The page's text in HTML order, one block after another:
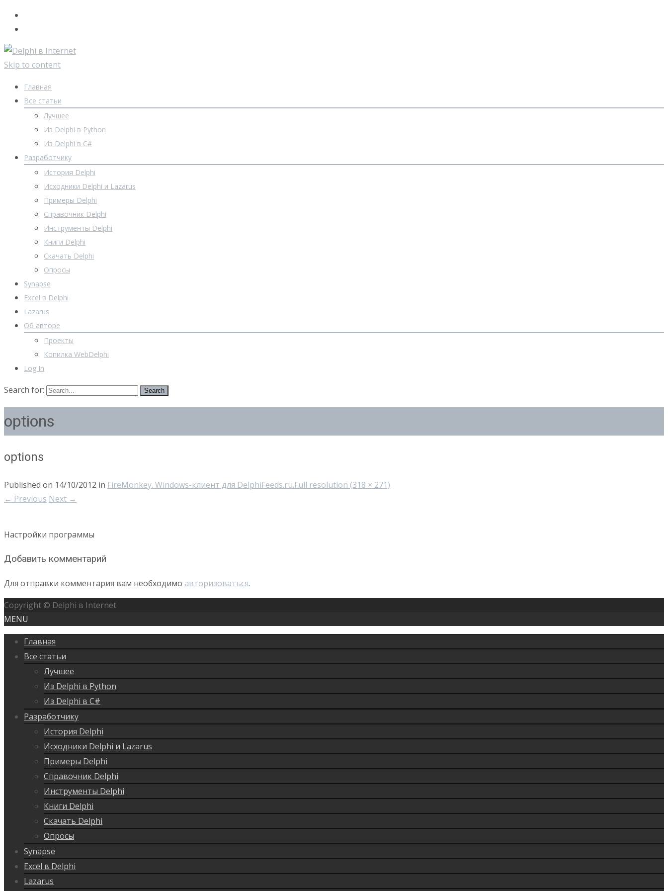
Skip to content
Главная
Все статьи
Лучшее
Из Delphi в Python
Из Delphi в C#
Разработчику
История Delphi
Исходники Delphi и Lazarus
Примеры Delphi
Справочник Delphi
Инструменты Delphi
Книги Delphi
Скачать Delphi
Опросы
Synapse
Excel в Delphi
Lazarus
Об авторе
Проекты
Копилка WebDelphi
Log In
Search for:
options
options
Published on 14/10/2012 in FireMonkey. Windows-клиент для DelphiFeeds.ru.Full resolution (318 × 271)
← Previous Next →
Настройки программы
Добавить комментарий
Для отправки комментария вам необходимо авторизоваться.
Copyright © Delphi в Internet
MENU
Главная
Все статьи
Лучшее
Из Delphi в Python
Из Delphi в C#
Разработчику
История Delphi
Исходники Delphi и Lazarus
Примеры Delphi
Справочник Delphi
Инструменты Delphi
Книги Delphi
Скачать Delphi
Опросы
Synapse
Excel в Delphi
Lazarus